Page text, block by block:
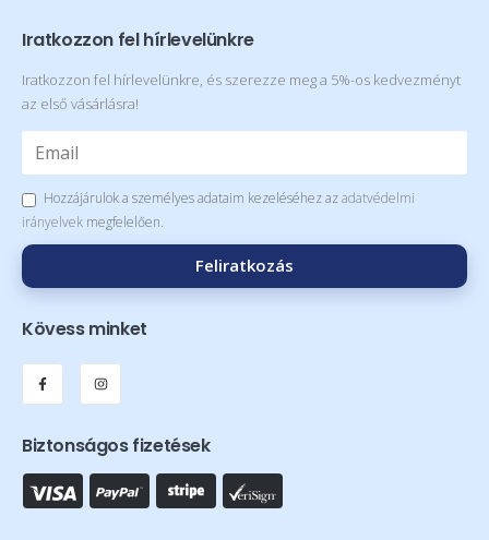
Iratkozzon fel hírlevelünkre
Iratkozzon fel hírlevelünkre, és szerezze meg a 5%-os kedvezményt
az első vásárlásra!
Hozzájárulok a személyes adataim kezeléséhez azadatvédelmi
irányelvek megfelelően.
Feliratkozás
Kövess minket
Biztonságos fizetések